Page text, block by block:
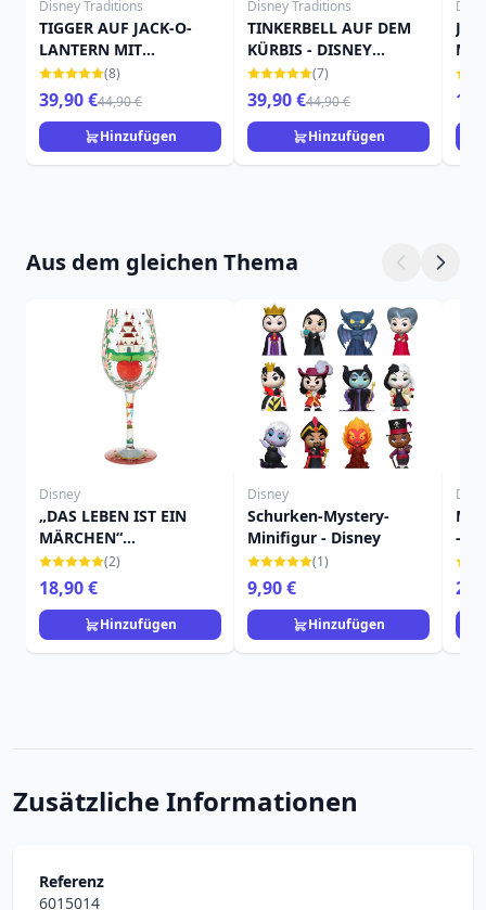
Disney Traditions
TIGGER AUF JACK-O-
LANTERN MIT
FLEDERMAUS - DISNEY
TRADITIONS
(8)
39,90 €44,90 €
Hinzufügen
Disney Traditions
TINKERBELL AUF DEM
KÜRBIS - DISNEY
TRADITIONS
(7)
39,90 €44,90 €
Hinzufügen
Aus dem gleichen Thema
Disney
„DAS LEBEN IST EIN
MÄRCHEN“
SCHNEEWITTCHEN -
WEINGLAS – DISNEY
LOLITA
(2)
18,90 €
Hinzufügen
Disney
Schurken-Mystery-
Minifigur - Disney
(1)
9,90 €
Hinzufügen
-
Zusätzliche Informationen
Referenz
6015014